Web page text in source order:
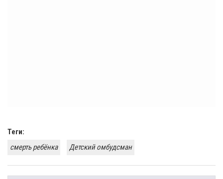
Теги:
смерть ребёнка
Детский омбудсман